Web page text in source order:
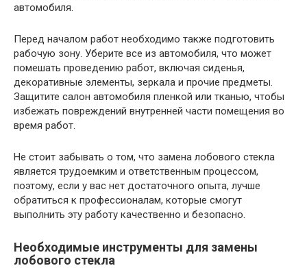
автомобиля.
Перед началом работ необходимо также подготовить
рабочую зону. Уберите все из автомобиля, что может
помешать проведению работ, включая сиденья,
декоративные элементы, зеркала и прочие предметы.
Защитите салон автомобиля пленкой или тканью, чтобы
избежать повреждений внутренней части помещения во
время работ.
Не стоит забывать о том, что замена лобового стекла
является трудоемким и ответственным процессом,
поэтому, если у вас нет достаточного опыта, лучше
обратиться к профессионалам, которые смогут
выполнить эту работу качественно и безопасно.
Необходимые инструменты для замены
лобового стекла